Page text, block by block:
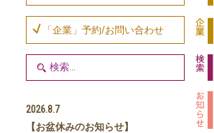
「企業」予約/お問い合わせ
2026.8.7
【お盆休みのお知らせ】